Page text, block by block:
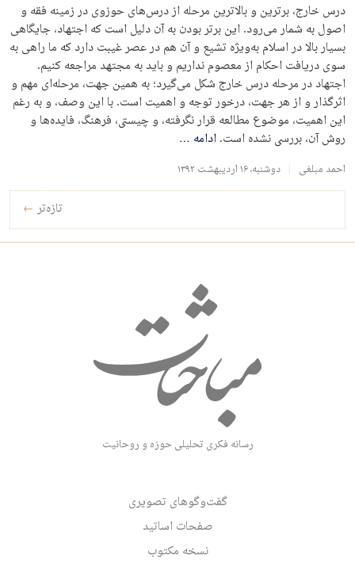
درس خارج، برترین و بالاترین مرحله از درس‌های حوزوی در زمینه فقه و
اصول به شمار می‌رود. این برتر بودن به آن دلیل است که اجتهاد، جایگاهی
بسیار بالا در اسلام به‌ویژه تشیع و آن هم در عصر غیبت دارد که ما راهی به
‌سوی دریافت احکام از معصوم نداریم و باید به مجتهد مراجعه کنیم.
اجتهاد در مرحله درس خارج شکل می‌گیرد؛ به همین جهت، مرحله‌ای مهم و
اثرگذار و از هر جهت، درخور توجه و اهمیت است. با این وصف، و به‌ رغم
این اهمیت، موضوع مطالعه قرار نگرفته، و چیستی، فرهنگ، فایده‌ها و
روش آن، بررسی نشده است.ادامه …
احمد مبلغی دوشنبه، ۱۶ اردیبهشت ۱۳۹۲
راه‌بری نوشته‌ها تازه‌تر←
رسانه فکری تحلیلی حوزه و روحانیت
گفت‌وگوهای تصویری
صفحات اساتید
نسخه مکتوب